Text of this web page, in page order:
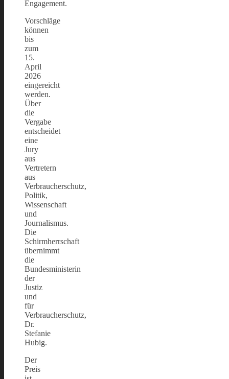
Engagement.
Vorschläge
können
bis
zum
15.
April
2026
eingereicht
werden.
Über
die
Vergabe
entscheidet
eine
Jury
aus
Vertretern
aus
Verbraucherschutz,
Politik,
Wissenschaft
und
Journalismus.
Die
Schirmherrschaft
übernimmt
die
Bundesministerin
der
Justiz
und
für
Verbraucherschutz,
Dr.
Stefanie
Hubig.
Der
Preis